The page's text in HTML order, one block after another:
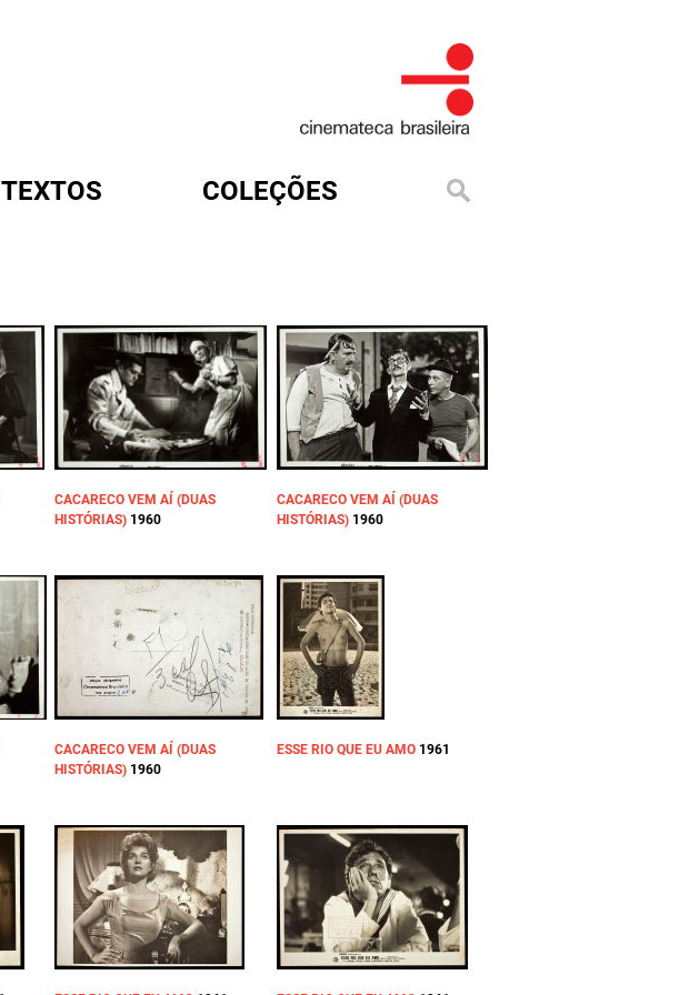
TEXTOS COLEÇÕES
CACARECO VEM AÍ (DUAS
HISTÓRIAS) 1960
CACARECO VEM AÍ (DUAS
HISTÓRIAS) 1960
CACARECO VEM AÍ (DUAS
HISTÓRIAS) 1960
ESSE RIO QUE EU AMO 1961